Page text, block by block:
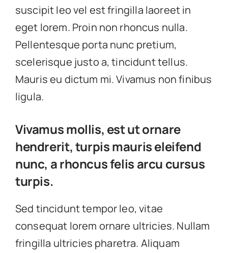
suscipit leo vel est fringilla laoreet in
eget lorem. Proin non rhoncus nulla.
Pellentesque porta nunc pretium,
scelerisque justo a, tincidunt tellus.
Mauris eu dictum mi. Vivamus non finibus
ligula.
Vivamus mollis, est ut ornare
hendrerit, turpis mauris eleifend
nunc, a rhoncus felis arcu cursus
turpis.
Sed tincidunt tempor leo, vitae
consequat lorem ornare ultricies. Nullam
fringilla ultricies pharetra. Aliquam